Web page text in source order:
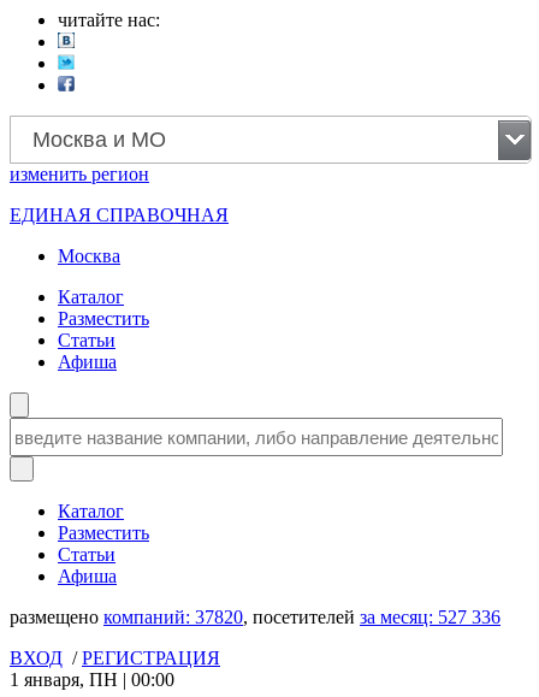
читайте нас:
Москва и МО
изменить регион
ЕДИНАЯ СПРАВОЧНАЯ
Москва
Каталог
Разместить
Статьи
Афиша
Каталог
Разместить
Статьи
Афиша
размещено компаний: 37820, посетителей за месяц: 527 336
ВХОД /РЕГИСТРАЦИЯ
1 января, ПН | 00:00